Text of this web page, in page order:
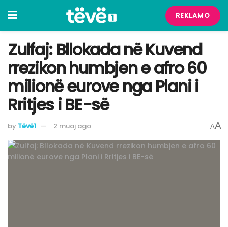
REKLAMO
​Zulfaj: Bllokada në Kuvend
rrezikon humbjen e afro 60
milionë eurove nga Plani i
Rritjes i BE-së
by Tëvë1 2 muaj ago AA